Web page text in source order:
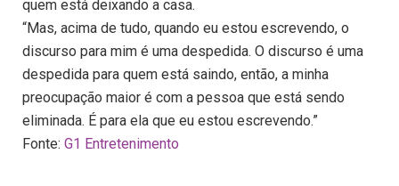
quem está deixando a casa.
“Mas, acima de tudo, quando eu estou escrevendo, o
discurso para mim é uma despedida. O discurso é uma
despedida para quem está saindo, então, a minha
preocupação maior é com a pessoa que está sendo
eliminada. É para ela que eu estou escrevendo.”
Fonte: G1 Entretenimento